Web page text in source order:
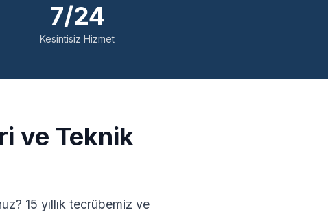
7/24
Kesintisiz Hizmet
ve Teknik
15 yıllık tecrübemiz ve